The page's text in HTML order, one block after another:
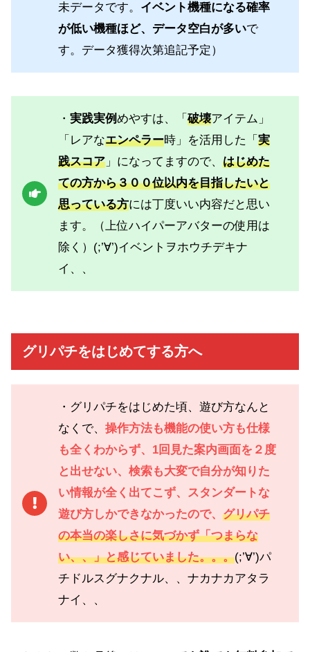
未データです。 イベント機種になる確率
が低い機種ほど、データ空白が多いで
す。データ獲得次第追記予定）
・ 実践実例めやすは、「 破壊アイテム」
「レアなエンペラー時」を活用した「 実
践スコア 」になってますので、 はじめた
ての方から３００位以内を目指したいと
思っている方には丁度いい内容だと思い
ます。（上位ハイパーアバターの使用は
除く）(;’∀’)イベントヲホウチデキナ
イ、、
グリパチをはじめてする方へ
・グリパチをはじめた頃、遊び方なんと
なくで、 操作方法も機能の使い方も仕様
も全くわからず、1回見た案内画面を２度
と出せない、検索も大変で自分が知りた
い情報が全く出てこず、スタンダートな
遊び方しかできなかったので、 グリパチ
の本当の楽しさに気づかず「つまらな
い、、」と感じていました。。。(;’∀’)パ
チドルスグナクナル、、ナカナカアタラ
ナイ、、